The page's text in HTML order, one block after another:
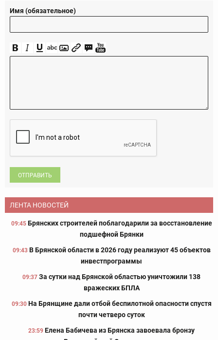
Имя (обязательное)
ОТПРАВИТЬ
ЛЕНТА НОВОСТЕЙ
09:45 Брянских строителей поблагодарили за восстановление
подшефной Брянки
09:43 В Брянской области в 2026 году реализуют 45 объектов
инвестпрограммы
09:37 За сутки над Брянской областью уничтожили 138
вражеских БПЛА
09:30 На Брянщине дали отбой беспилотной опасности спустя
почти четверо суток
23:59 Елена Бабичева из Брянска завоевала бронзу